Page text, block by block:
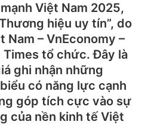
Việt Nam 2025,
hiệu uy tín”, do
Nam – VnEconomy –
tổ chức. Đây là
ghi nhận những
có năng lực cạnh
góp tích cực vào sự
của nền kinh tế Việt